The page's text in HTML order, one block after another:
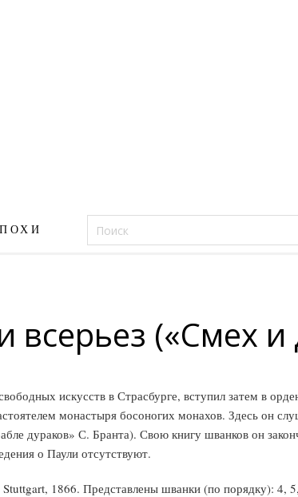
всерьез («Смех и
искусств в Страсбурге, вступил затем в
монастыря босоногих монахов. Здесь он
дураков» С. Бранта). Свою книгу шванков он
о Паули отсутствуют.
1866. Представлены шванки (по порядку): 4,